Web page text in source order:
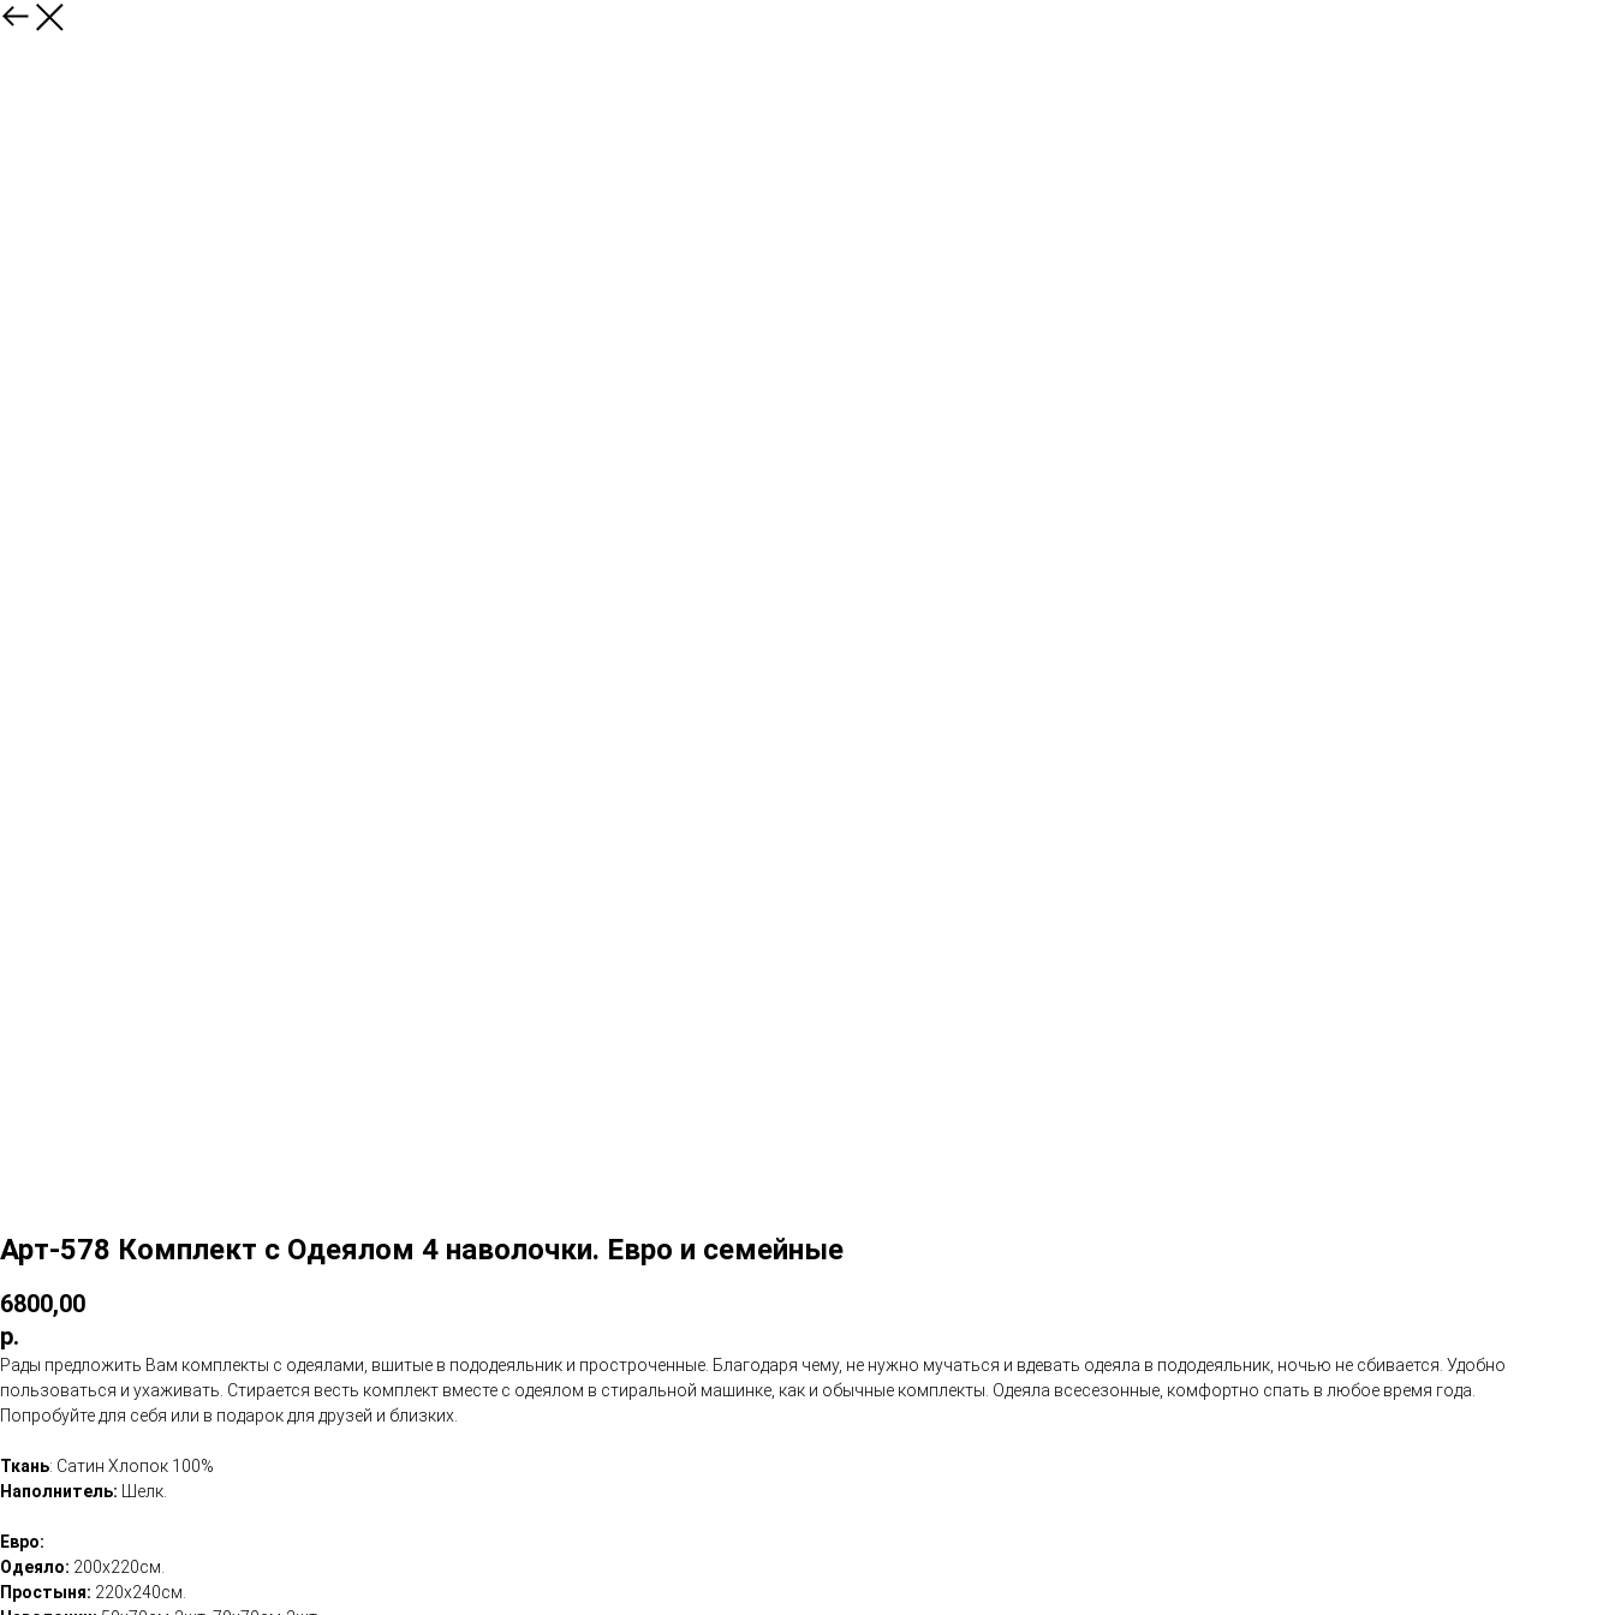
Арт-578 Комплект с Одеялом 4 наволочки. Евро и семейные
6800,00
р.
Рады предложить Вам комплекты с одеялами, вшитые в пододеяльник и простроченные. Благодаря чему, не нужно мучаться и вдевать одеяла в пододеяльник, ночью не сбивается. Удобно
пользоваться и ухаживать. Стирается весть комплект вместе с одеялом в стиральной машинке, как и обычные комплекты. Одеяла всесезонные, комфортно спать в любое время года.
Попробуйте для себя или в подарок для друзей и близких.
Ткань: Сатин Хлопок 100%
Наполнитель: Шелк.
Евро:
Одеяло: 200х220см.
Простыня: 220х240см.